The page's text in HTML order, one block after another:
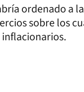
ordenado a
sobre los